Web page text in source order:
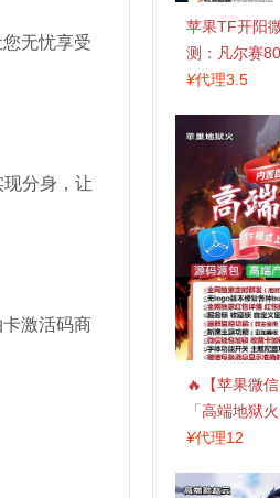
无忧享受
分身，让
激活码商
苹果TF开阳
测：凡尔赛
TestFlight稳
¥代理3.5
🔥【苹果微信
「高端地狱
+斗战神8073
¥代理12